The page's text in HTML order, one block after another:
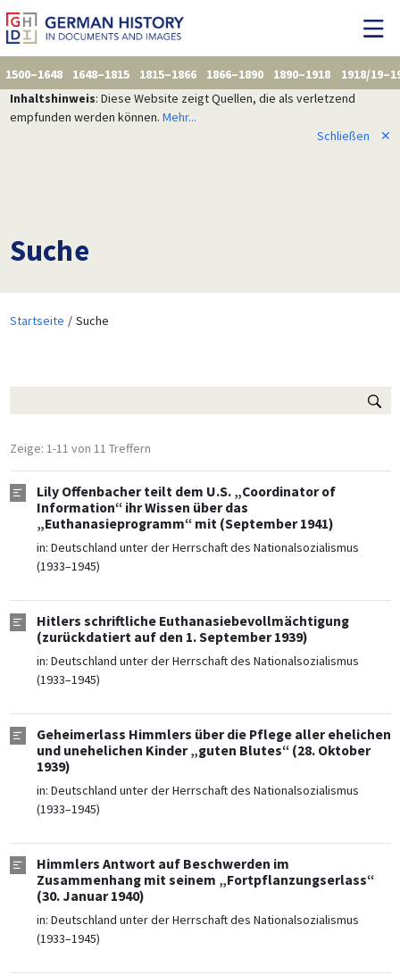
1500–1648 1648–1815 1815–1866 1866–1890 1890–1918
1918/
Inhaltshinweis: Diese Website zeigt Quellen, die als verletzend
empfunden werden können. Mehr...
Schließen
✕
Suche
Startseite Suche
Zeige: 1-11 von 11 Treffern
Lily Offenbacher teilt dem U.S. „Coordinator of
Information“ ihr Wissen über das
„Euthanasieprogramm“ mit (September 1941)
in: Deutschland unter der Herrschaft des Nationalsozialismus
(1933–1945)
Hitlers schriftliche Euthanasiebevollmächtigung
(zurückdatiert auf den 1. September 1939)
in: Deutschland unter der Herrschaft des Nationalsozialismus
(1933–1945)
Geheimerlass Himmlers über die Pflege aller ehelichen
und unehelichen Kinder „guten Blutes“ (28. Oktober
1939)
in: Deutschland unter der Herrschaft des Nationalsozialismus
(1933–1945)
Himmlers Antwort auf Beschwerden im
Zusammenhang mit seinem „Fortpflanzungserlass“
(30. Januar 1940)
in: Deutschland unter der Herrschaft des Nationalsozialismus
(1933–1945)